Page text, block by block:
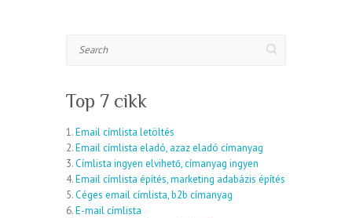
Top 7 cikk
1.Email címlista letöltés
2.Email címlista eladó, azaz eladó címanyag
3.Címlista ingyen elvihető, címanyag ingyen
4.Email címlista építés, marketing adabázis építés
5.Céges email címlista, b2b címanyag
6.E-mail címlista